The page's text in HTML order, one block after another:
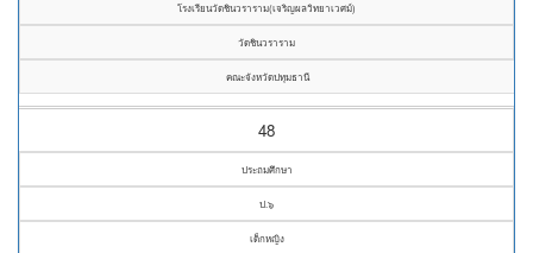
โรงเรียนวัดชินวราราม(เจริญผลวิทยาเวศม์)
วัดชินวราราม
คณะจังหวัดปทุมธานี
48
ประถมศึกษา
ป.๖
เด็กหญิง